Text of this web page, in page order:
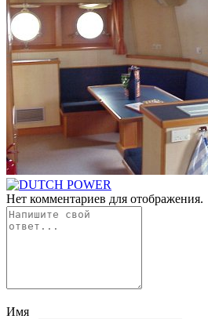
Нет комментариев для отображения.
Имя